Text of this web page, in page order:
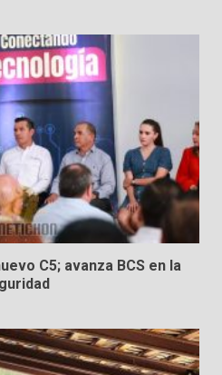
C5; avanza BCS en la